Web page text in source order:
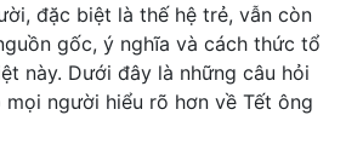
đặc biệt là thế hệ trẻ, vẫn còn
gốc, ý nghĩa và cách thức tổ
này. Dưới đây là những câu hỏi
người hiểu rõ hơn về Tết ông